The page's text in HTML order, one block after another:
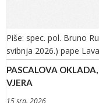
Piše: spec. pol. Bruno
svibnja 2026.) pape
PASCALOVA
VJERA
15 srp. 2026